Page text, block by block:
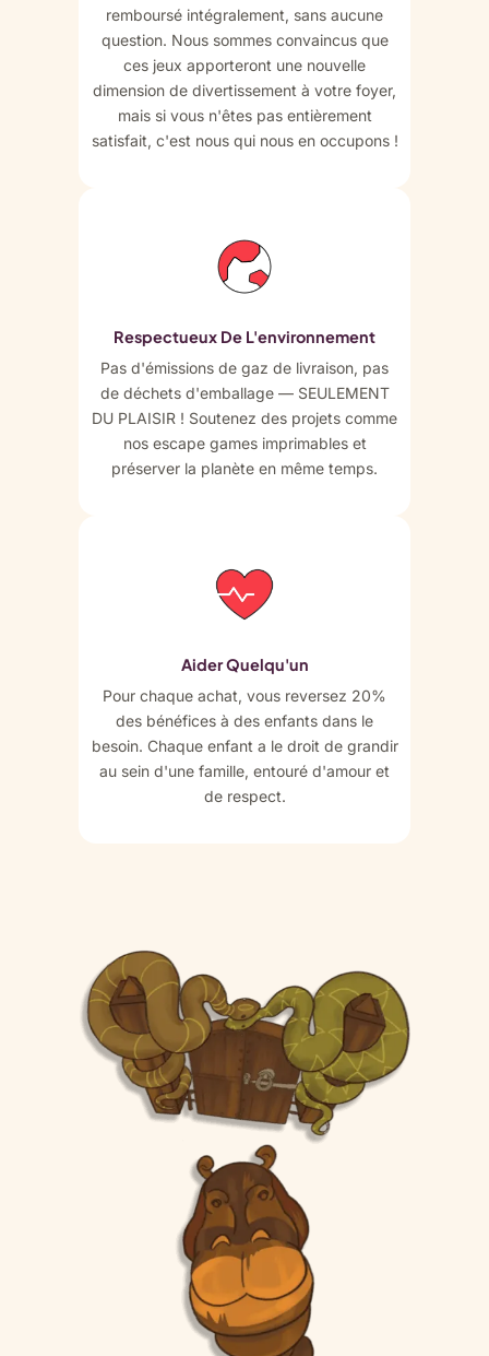
remboursé intégralement, sans aucune
question. Nous sommes convaincus que
ces jeux apporteront une nouvelle
dimension de divertissement à votre foyer,
mais si vous n'êtes pas entièrement
satisfait, c'est nous qui nous en occupons !
Respectueux De L'environnement
Pas d'émissions de gaz de livraison, pas
de déchets d'emballage — SEULEMENT
DU PLAISIR ! Soutenez des projets comme
nos escape games imprimables et
préserver la planète en même temps.
Aider Quelqu'un
Pour chaque achat, vous reversez 20%
des bénéfices à des enfants dans le
besoin. Chaque enfant a le droit de grandir
au sein d'une famille, entouré d'amour et
de respect.